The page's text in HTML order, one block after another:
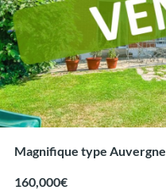
Magnifique type Auvergne
160,000€